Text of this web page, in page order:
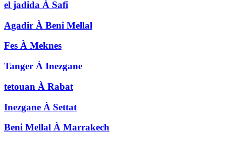
el jadida À Safi
Agadir À Beni Mellal
Fes À Meknes
Tanger À Inezgane
tetouan À Rabat
Inezgane À Settat
Beni Mellal À Marrakech